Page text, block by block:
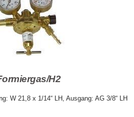
H2
W 21,8 x 1/14“ LH, Ausgang: AG 3/8“ LH